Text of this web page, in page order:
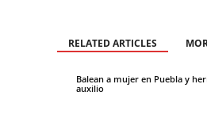
RELATED ARTICLES
Balean a mujer en Puebla y
auxilio